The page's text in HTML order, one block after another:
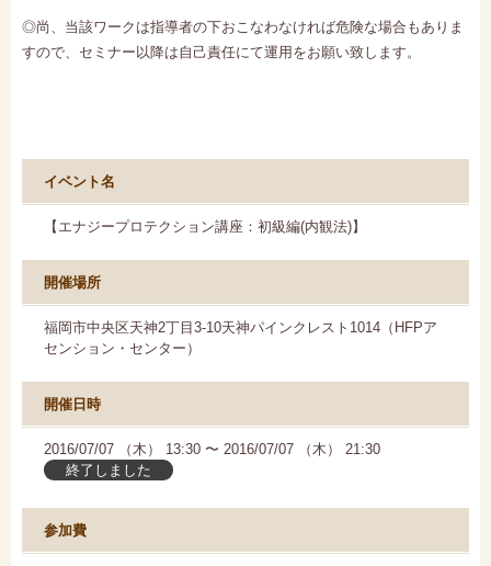
◎尚、当該ワークは指導者の下おこなわなければ危険な場合もありま
すので、セミナー以降は自己責任にて運用をお願い致します。
イベント名
【エナジープロテクション講座：初級編(内観法)】
開催場所
福岡市中央区天神2丁目3-10天神パインクレスト1014（HFPア
センション・センター）
開催日時
2016/07/07 （木） 13:30 〜 2016/07/07 （木） 21:30
終了しました
参加費